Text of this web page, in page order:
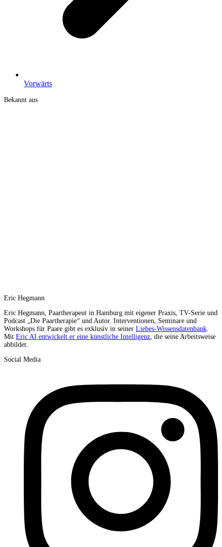
Vorwärts
Bekannt aus
Eric Hegmann
Eric Hegmann, Paartherapeut in Hamburg mit eigener Praxis, TV-Serie und
Podcast „Die Paartherapie“ und Autor. Interventionen, Seminare und
Workshops für Paare gibt es exklusiv in seiner Liebes-Wissensdatenbank.
Mit Eric AI entwickelt er eine künstliche Intelligenz, die seine Arbeitsweise
abbildet.
Social Media